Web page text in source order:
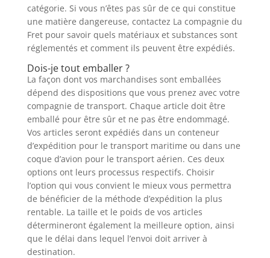
catégorie. Si vous n’êtes pas sûr de ce qui constitue
une matière dangereuse, contactez La compagnie du
Fret pour savoir quels matériaux et substances sont
réglementés et comment ils peuvent être expédiés.
Dois-je tout emballer ?
La façon dont vos marchandises sont emballées
dépend des dispositions que vous prenez avec votre
compagnie de transport. Chaque article doit être
emballé pour être sûr et ne pas être endommagé.
Vos articles seront expédiés dans un conteneur
d’expédition pour le transport maritime ou dans une
coque d’avion pour le transport aérien. Ces deux
options ont leurs processus respectifs. Choisir
l’option qui vous convient le mieux vous permettra
de bénéficier de la méthode d’expédition la plus
rentable. La taille et le poids de vos articles
détermineront également la meilleure option, ainsi
que le délai dans lequel l’envoi doit arriver à
destination.